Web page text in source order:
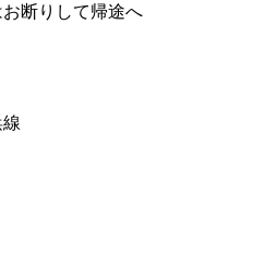
断りして帰途へ